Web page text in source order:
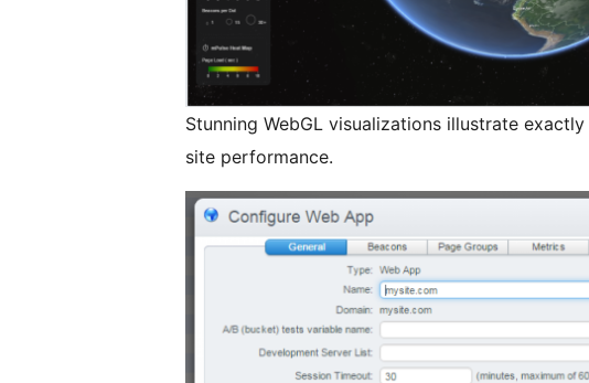
Stunning WebGL visualizations illustrate
site performance.